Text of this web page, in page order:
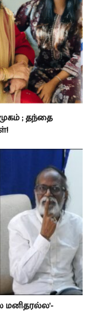
; தந்தை
மனிதரல்ல’-